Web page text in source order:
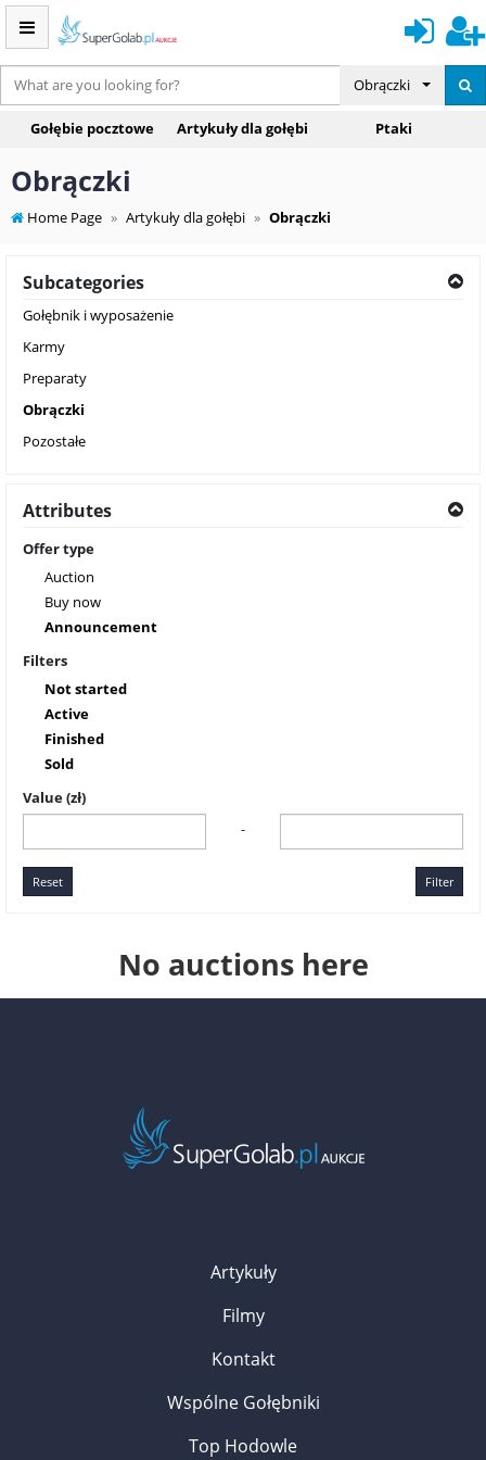
Obrączki
Gołębie pocztowe Artykuły dla gołębi Ptaki
Obrączki
Home Page Artykuły dla gołębi Obrączki
Subcategories
Gołębnik i wyposażenie
Karmy
Preparaty
Obrączki
Pozostałe
Attributes
Offer type
Auction
Buy now
Announcement
Filters
Not started
Active
Finished
Sold
Value (zł)
-
Reset Filter
No auctions here
Artykuły
Filmy
Kontakt
Wspólne Gołębniki
Top Hodowle